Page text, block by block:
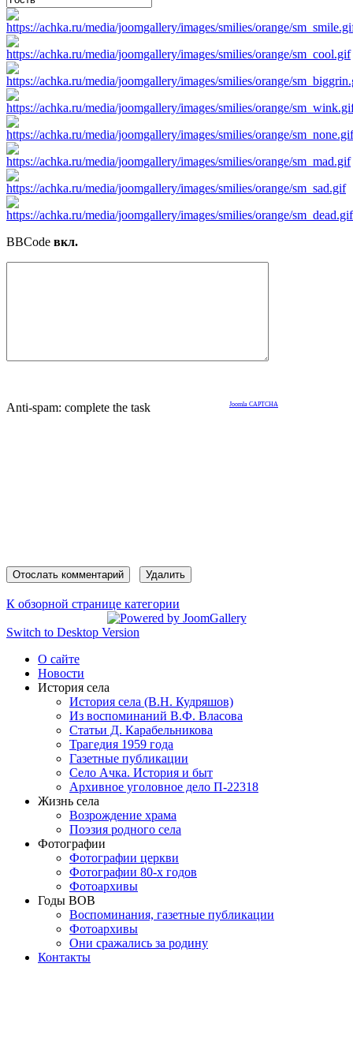
BBCode вкл.
Anti-spam: complete the task Joomla CAPTCHA
К обзорной странице категории
Switch to Desktop Version
О сайте
Новости
История села
История села (В.Н. Кудряшов)
Из воспоминаний В.Ф. Власова
Статьи Д. Карабельникова
Трагедия 1959 года
Газетные публикации
Село Ачка. История и быт
Архивное уголовное дело П-22318
Жизнь села
Возрождение храма
Поэзия родного села
Фотографии
Фотографии церкви
Фотографии 80-х годов
Фотоархивы
Годы ВОВ
Воспоминания, газетные публикации
Фотоархивы
Они сражались за родину
Контакты